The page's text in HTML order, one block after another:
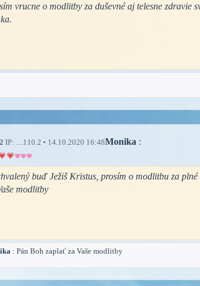
vrucne o modlitby za duševné aj telesne
IP: ....110.2 • 14.10.2020 16:48Monika :
buď Ježiš Kristus, prosím o modlitbu za
modlitby
: Pán Boh zaplať za Vaše modlitby